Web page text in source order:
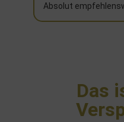
Absolut
Das